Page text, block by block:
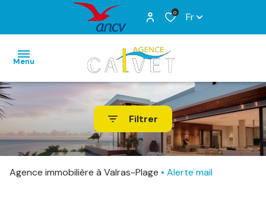
0 Fr
Menu
VENTES
LOCATIONS
Filtrer
Agence immobilière à Valras-Plage Alerte mail